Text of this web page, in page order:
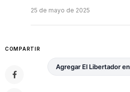
25 de mayo de 2025
COMPARTIR
Agregar El Libertador en